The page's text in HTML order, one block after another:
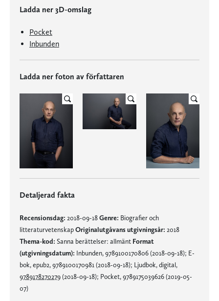
Ladda ner 3D-omslag
Pocket
Inbunden
Ladda ner foton av författaren
Detaljerad fakta
Recensionsdag: 2018-09-18Genre: Biografier och
litteraturvetenskapOriginalutgåvans utgivningsår: 2018
Thema-kod: Sanna berättelser: allmänt Format
(utgivningsdatum): Inbunden, 9789100170806 (2018-09-18); E-
bok, epub2, 9789100170981 (2018-09-18); Ljudbok, digital,
9789178270279(2018-09-18); Pocket, 9789175039626 (2019-05-
07)